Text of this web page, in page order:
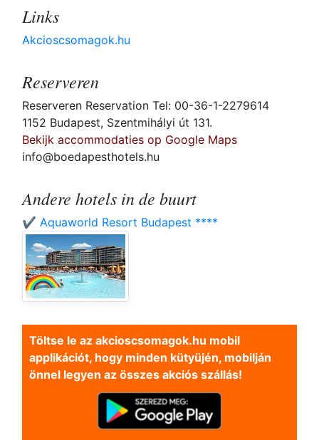
Links
Akcioscsomagok.hu
Reserveren
Reserveren Reservation Tel: 00-36-1-2279614
1152 Budapest, Szentmihályi út 131.
Bekijk accommodaties op Google Maps
info@boedapesthotels.hu
Andere hotels in de buurt
✔️ Aquaworld Resort Budapest ****
Töltse le az akcioscsomagok.hu mobil
applikációt, hogy minden kütyüjén, mobilján
önnel legyen az összes akciós szállás!